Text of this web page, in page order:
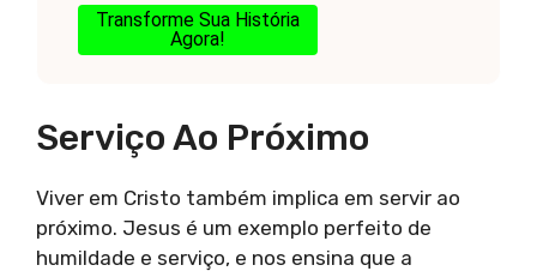
Transforme Sua História
Agora!
Serviço Ao Próximo
Viver em Cristo também implica em servir ao
próximo. Jesus é um exemplo perfeito de
humildade e serviço, e nos ensina que a